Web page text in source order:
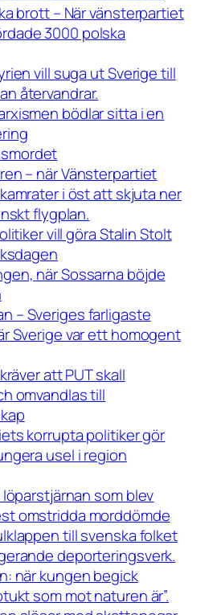
brott – När vänsterpartiet
3000 polska
vill suga ut Sverige till
återvandrar.
bödlar sitta i en
– när Vänsterpartiet
i öst att skjuta ner
flygplan.
vill göra Stalin Stolt
när Sossarna böjde
– Sveriges farligaste
Sverige var ett homogent
att PUT skall
omvandlas till
korrupta politiker gör
usel i region
löparstjärnan som blev
omstridda morddömde
till svenska folket
deporteringsverk.
när kungen begick
som mot naturen är”.